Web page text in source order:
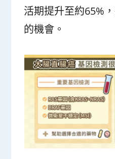
活期提升至約65%
的機會。